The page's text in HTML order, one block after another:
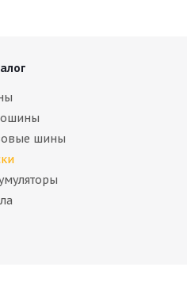
повреждения)
шины